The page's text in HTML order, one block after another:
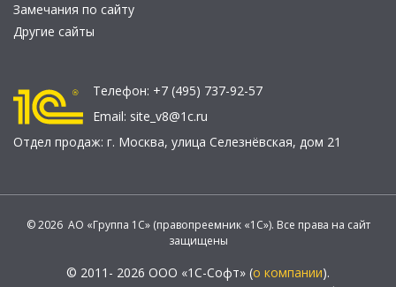
Замечания по сайту
Другие сайты
Телефон: +7 (495) 737-92-57
Email: site_v8@1c.ru
Отдел продаж: г. Москва, улица Селезнёвская, дом 21
© 2026 АО «Группа 1С» (правопреемник «1С»). Все права на сайт
защищены
© 2011- 2026 ООО «1С-Софт» (о компании).